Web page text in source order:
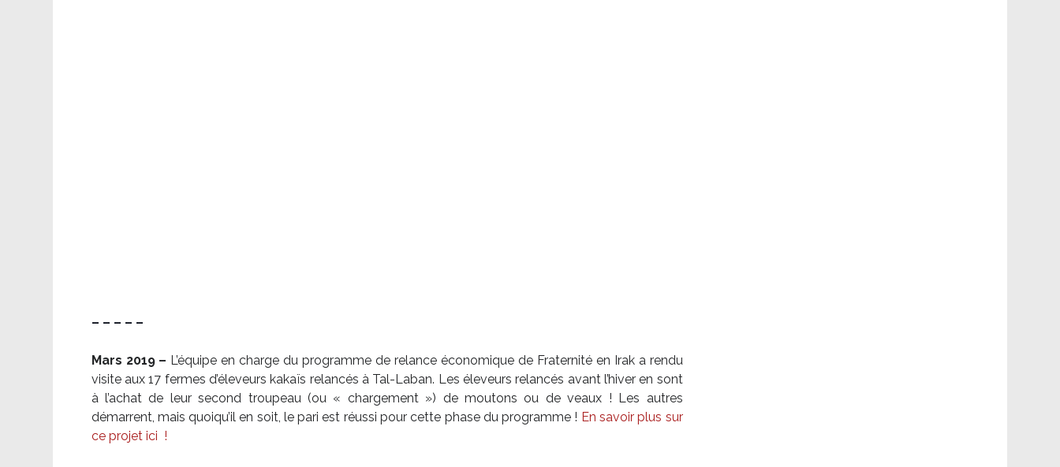
– – – – –
Mars 2019 – L’équipe en charge du programme de relance économique de Fraternité en Irak a rendu
visite aux 17 fermes d’éleveurs kakaïs relancés à Tal-Laban. Les éleveurs relancés avant l’hiver en sont
à l’achat de leur second troupeau (ou « chargement ») de moutons ou de veaux ! Les autres
démarrent, mais quoiqu’il en soit, le pari est réussi pour cette phase du programme ! En savoir plus sur
ce projet ici !